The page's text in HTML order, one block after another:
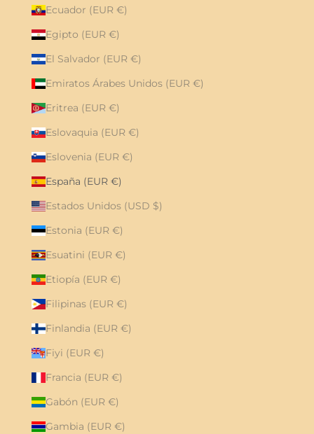
Ecuador (EUR €)
Egipto (EUR €)
El Salvador (EUR €)
Emiratos Árabes Unidos (EUR €)
Eritrea (EUR €)
Eslovaquia (EUR €)
Eslovenia (EUR €)
España (EUR €)
Estados Unidos (USD $)
Estonia (EUR €)
Esuatini (EUR €)
Etiopía (EUR €)
Filipinas (EUR €)
Finlandia (EUR €)
Fiyi (EUR €)
Francia (EUR €)
Gabón (EUR €)
Gambia (EUR €)